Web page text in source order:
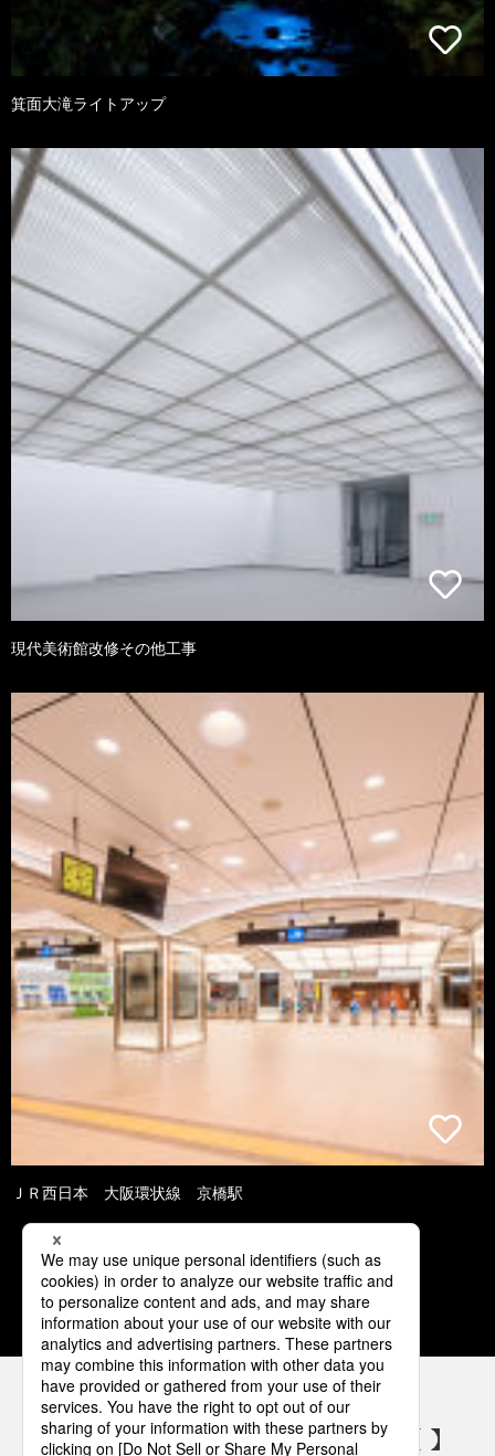
箕面大滝ライトアップ
現代美術館改修その他工事
ＪＲ西日本 大阪環状線 京橋駅
1 2 3 4 5
パナソニックの電気設備 SNSアカウント